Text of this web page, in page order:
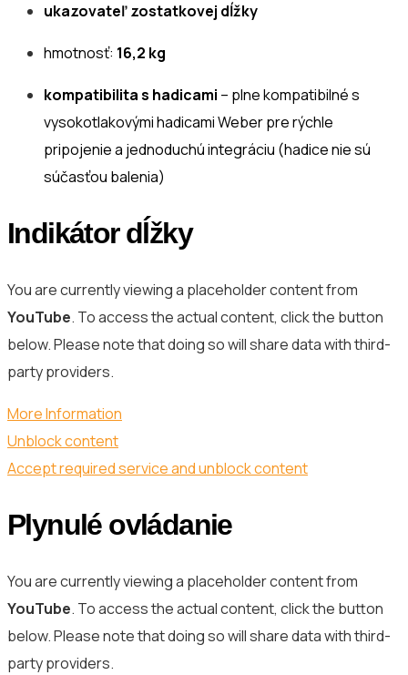
ukazovateľ zostatkovej dĺžky
hmotnosť: 16,2 kg
kompatibilita s hadicami – plne kompatibilné s
vysokotlakovými hadicami Weber pre rýchle
pripojenie a jednoduchú integráciu (hadice nie sú
súčasťou balenia)
Indikátor dĺžky
You are currently viewing a placeholder content from
YouTube. To access the actual content, click the button
below. Please note that doing so will share data with third-
party providers.
More Information
Unblock content
Accept required service and unblock content
Plynulé ovládanie
You are currently viewing a placeholder content from
YouTube. To access the actual content, click the button
below. Please note that doing so will share data with third-
party providers.